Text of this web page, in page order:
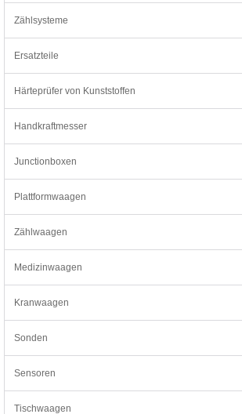
Zählsysteme
Ersatzteile
Härteprüfer von Kunststoffen
Handkraftmesser
Junctionboxen
Plattformwaagen
Zählwaagen
Medizinwaagen
Kranwaagen
Sonden
Sensoren
Tischwaagen